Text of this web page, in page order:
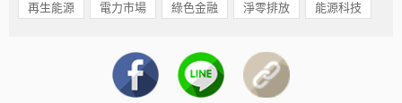
再生能源 電力市場 綠色金融 淨零排放 能源科技